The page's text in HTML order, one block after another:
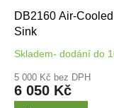
DB2160 Air-
Sink
Skladem- dodání do
5 000 Kč bez DPH
6 050 Kč